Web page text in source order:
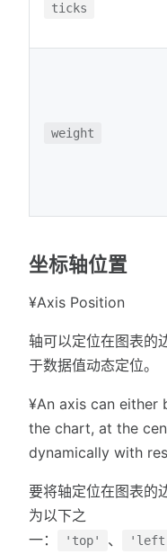
ticks
weight
坐标轴位置
¥Axis Position
轴可以定位在图表的
于数据值动态定位。
¥An axis can
the chart, at the
dynamically with
要将轴定位在图表的
为以下之
一：
'top' 、